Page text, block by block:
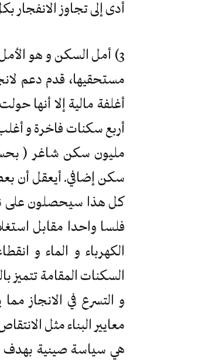
أدى إلى تجاوز الانفجار
3) أمل السكن و هو
مستحقيها، قدم دعم
أغلفة مالية إلا أنها
أربع سكنات فاخرة و
مليون سكن شاغر (
سكن إضافي. أيعقل أن
كل هذا سيحصلون على
فلسا واحدا مقابل
الكهرباء و الماء و
السكنات المقامة تتميز
و التسرع في الانجاز
معايير البناء مثل
هي سياسة صينية بهدف